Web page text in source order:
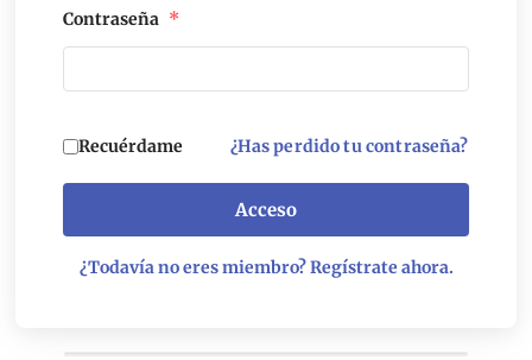
Contraseña *
Recuérdame ¿Has perdido tu contraseña?
Acceso
¿Todavía no eres miembro? Regístrate ahora.